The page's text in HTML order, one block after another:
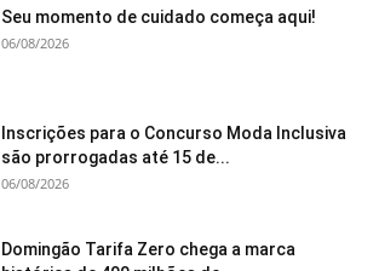
Seu momento de cuidado começa aqui!
06/08/2026
Inscrições para o Concurso Moda Inclusiva
são prorrogadas até 15 de...
06/08/2026
Domingão Tarifa Zero chega a marca